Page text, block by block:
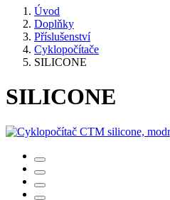
Úvod
Doplňky
Příslušenství
Cyklopočítače
SILICONE
SILICONE